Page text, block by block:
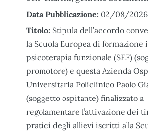
Data Pubblicazione: 02/08/2026
Titolo: Stipula dell’accordo
la Scuola Europea di formazione
psicoterapia funzionale (SEF)
promotore) e questa Azienda
Universitaria Policlinico Paolo
(soggetto ospitante) finalizzato a
regolamentare l’attivazione dei
pratici degli allievi iscritti alla